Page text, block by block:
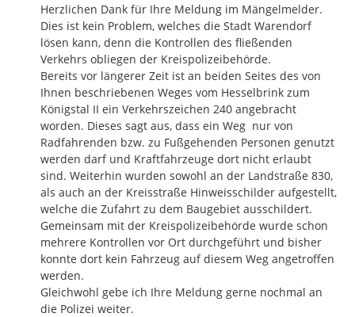
Herzlichen Dank für Ihre Meldung im Mängelmelder.
Dies ist kein Problem, welches die Stadt Warendorf
lösen kann, denn die Kontrollen des fließenden
Verkehrs obliegen der Kreispolizeibehörde.
Bereits vor längerer Zeit ist an beiden Seites des von
Ihnen beschriebenen Weges vom Hesselbrink zum
Königstal II ein Verkehrszeichen 240 angebracht
worden. Dieses sagt aus, dass ein Weg  nur von
Radfahrenden bzw. zu Fußgehenden Personen genutzt
werden darf und Kraftfahrzeuge dort nicht erlaubt
sind. Weiterhin wurden sowohl an der Landstraße 830,
als auch an der Kreisstraße Hinweisschilder aufgestellt,
welche die Zufahrt zu dem Baugebiet ausschildert.
Gemeinsam mit der Kreispolizeibehörde wurde schon
mehrere Kontrollen vor Ort durchgeführt und bisher
konnte dort kein Fahrzeug auf diesem Weg angetroffen
werden.
Gleichwohl gebe ich Ihre Meldung gerne nochmal an
die Polizei weiter.